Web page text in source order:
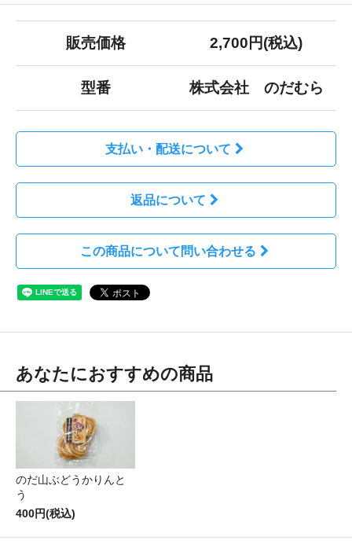
販売価格 2,700円(税込)
型番 株式会社 のだむら
支払い・配送について
返品について
この商品について問い合わせる
あなたにおすすめの商品
のだ山ぶどうかりんと
う
400円(税込)